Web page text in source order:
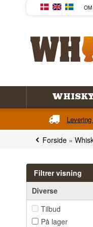
Forside »
Filtrer visning
Diverse
Tilbud
På lager